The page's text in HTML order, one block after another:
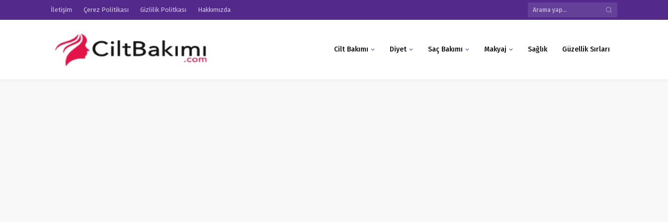
İletişim Çerez Politikası Gizlilik Politkası Hakkımızda
Cilt Bakımı Diyet Saç Bakımı Makyaj Sağlık Güzellik Sırları